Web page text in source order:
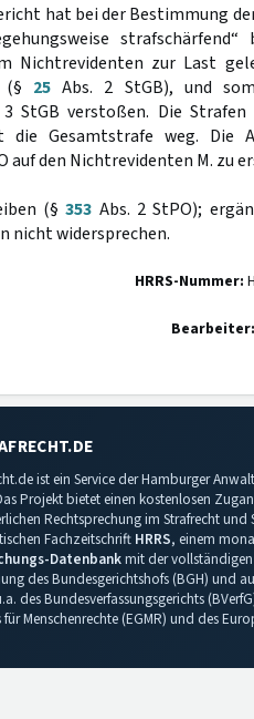
hat bei der Bestimmung
strafschärfend“
Nichtrevidenten zur Last
(§ 25 Abs. 2 StGB), und
StGB verstoßen. Die Strafen
Gesamtstrafe weg. Die
auf den Nichtrevidenten M. zu
(§353 Abs. 2 StPO);
nicht widersprechen.
HRRS-Nummer:
Bearbeiter:
ist ein Service der Hamburger
Projekt bietet einen kostenlosen
Rechtsprechung im Strafrecht und
Fachzeitschrift HRRS, einem
Datenbankmit der vollständigen
des Bundesgerichtshofs (BGH) und
des Bundesverfassungsgerichts
Menschenrechte (EGMR) und des